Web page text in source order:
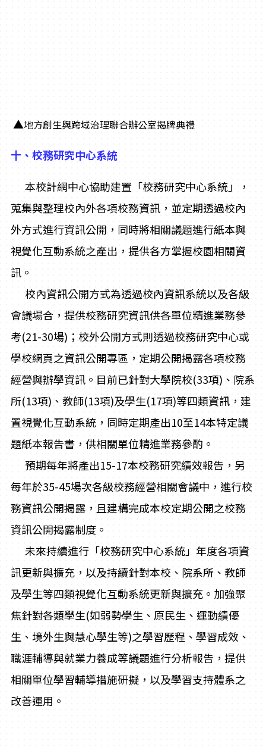
▲地方創生與跨域治理聯合辦公室揭牌典禮
十、校務研究中心系統
本校計網中心協助建置「校務研究中心系統」，
蒐集與整理校內外各項校務資訊，並定期透過校內
外方式進行資訊公開，同時將相關議題進行紙本與
視覺化互動系統之產出，提供各方掌握校園相關資
訊。
校內資訊公開方式為透過校內資訊系統以及各級
會議場合，提供校務研究資訊供各單位精進業務參
考(21-30場)；校外公開方式則透過校務研究中心或
學校網頁之資訊公開專區，定期公開揭露各項校務
經營與辦學資訊。目前已針對大學院校(33項)、院系
所(13項)、教師(13項)及學生(17項)等四類資訊，建
置視覺化互動系統，同時定期產出10至14本特定議
題紙本報告書，供相關單位精進業務參酌。
預期每年將產出15-17本校務研究績效報告，另
每年於35-45場次各級校務經營相關會議中，進行校
務資訊公開揭露，且建構完成本校定期公開之校務
資訊公開揭露制度。
未來持續進行「校務研究中心系統」年度各項資
訊更新與擴充，以及持續針對本校、院系所、教師
及學生等四類視覺化互動系統更新與擴充。加強聚
焦針對各類學生(如弱勢學生、原民生、運動績優
生、境外生與慧心學生等)之學習歷程、學習成效、
職涯輔導與就業力養成等議題進行分析報告，提供
相關單位學習輔導措施研擬，以及學習支持體系之
改善運用。